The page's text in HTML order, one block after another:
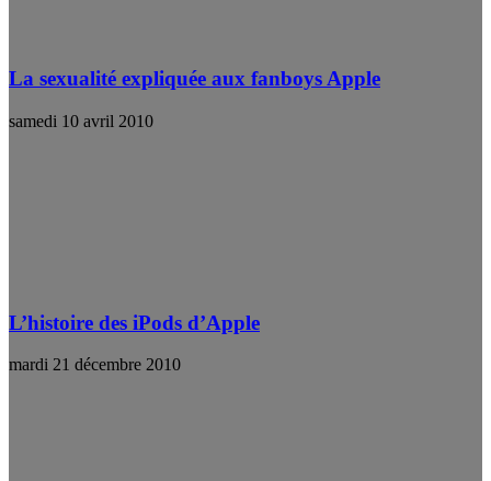
La sexualité expliquée aux fanboys Apple
samedi 10 avril 2010
L’histoire des iPods d’Apple
mardi 21 décembre 2010